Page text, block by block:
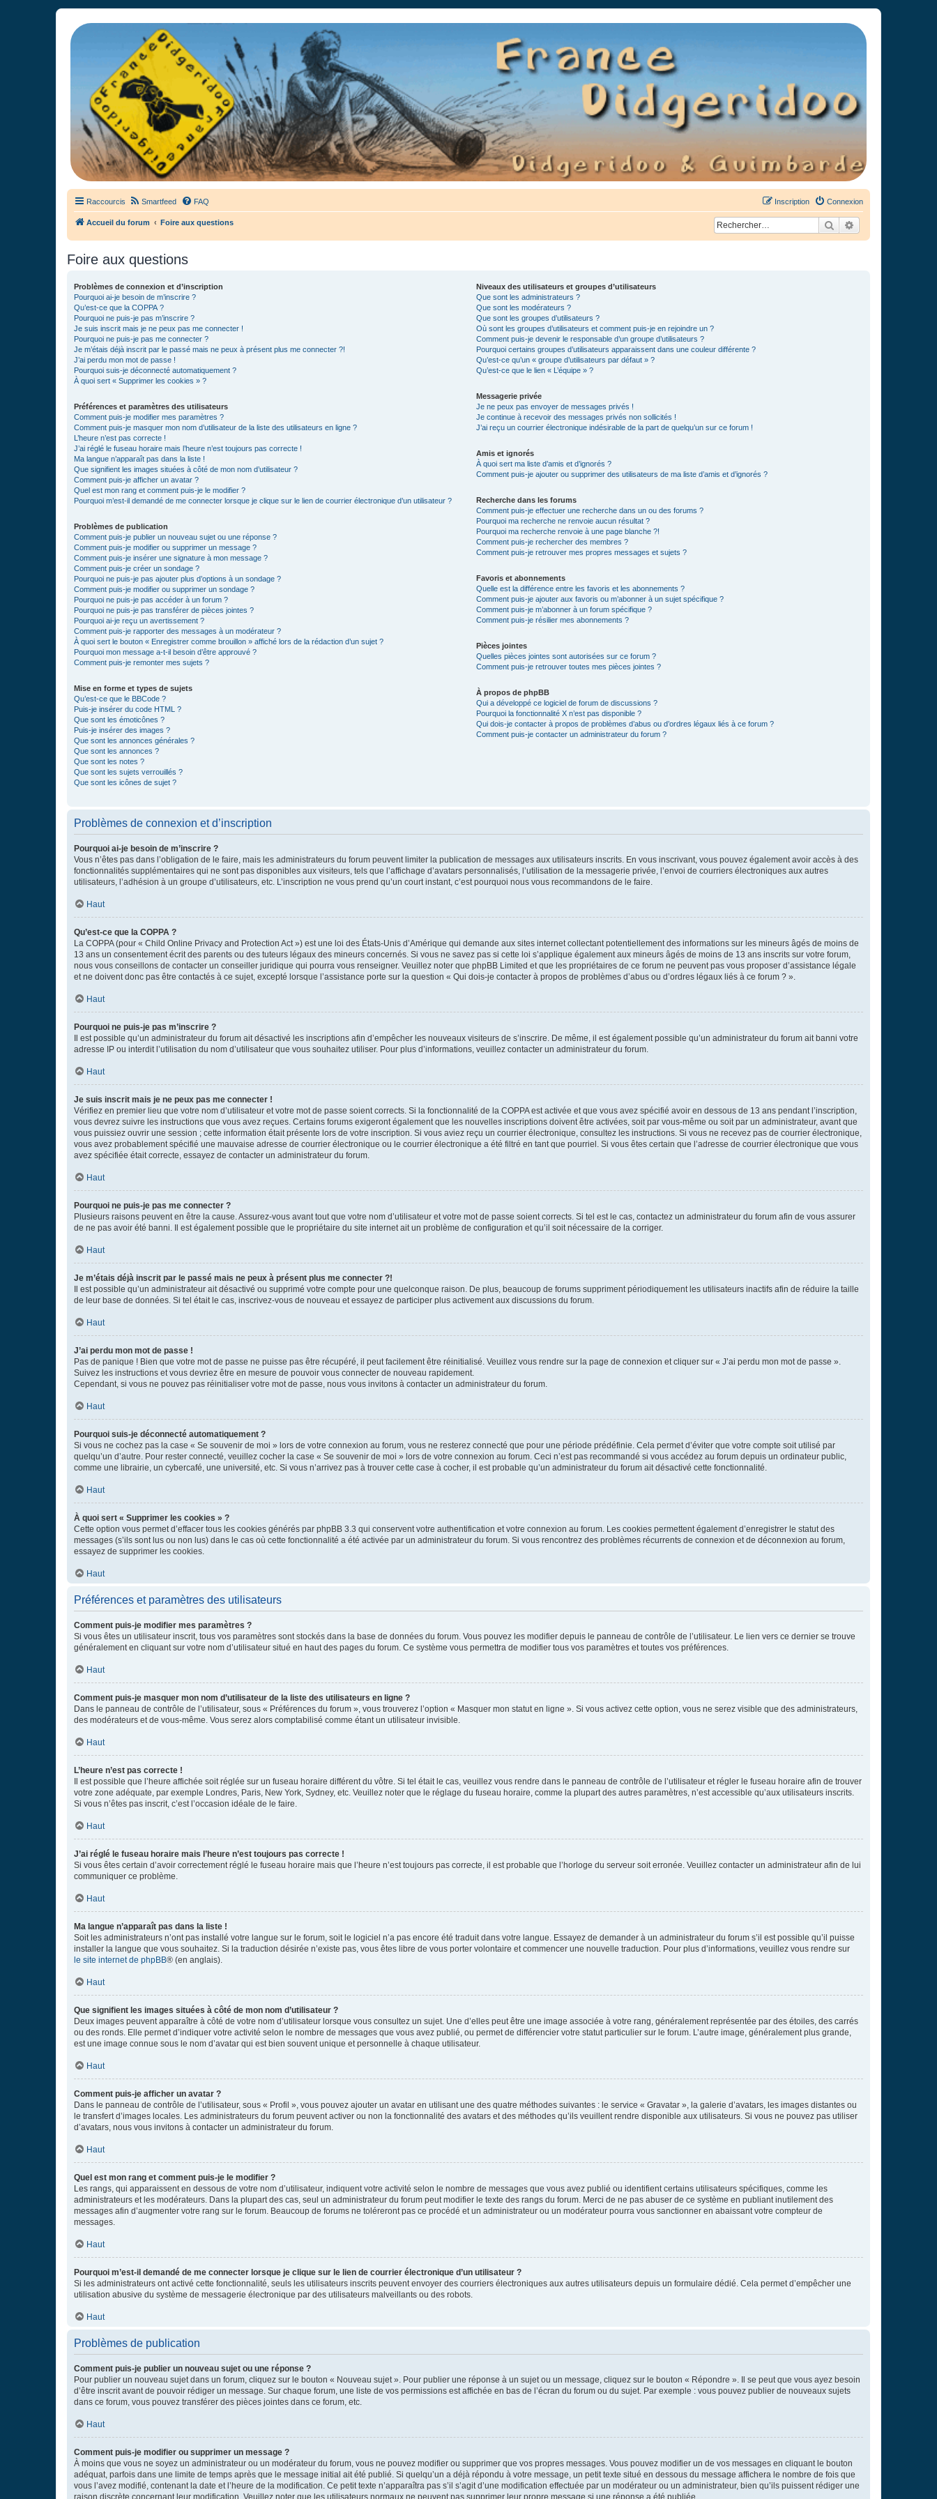
France Didgeridoo
Didgeridoo et Guimbarde sur France Didgeridoo - retrouvez la communauté.
Raccourcis Smartfeed FAQ Connexion
Inscription
Accueil du forum Foire aux questions Rechercher
Foire aux questions
Problèmes de connexion et d’inscription
Pourquoi ai-je besoin de m’inscrire ?
Qu’est-ce que la COPPA ?
Pourquoi ne puis-je pas m’inscrire ?
Je suis inscrit mais je ne peux pas me connecter !
Pourquoi ne puis-je pas me connecter ?
Je m’étais déjà inscrit par le passé mais ne peux à présent plus me connecter ?!
J’ai perdu mon mot de passe !
Pourquoi suis-je déconnecté automatiquement ?
À quoi sert « Supprimer les cookies » ?
Préférences et paramètres des utilisateurs
Comment puis-je modifier mes paramètres ?
Comment puis-je masquer mon nom d’utilisateur de la liste des utilisateurs en ligne ?
L’heure n’est pas correcte !
J’ai réglé le fuseau horaire mais l’heure n’est toujours pas correcte !
Ma langue n’apparaît pas dans la liste !
Que signifient les images situées à côté de mon nom d’utilisateur ?
Comment puis-je afficher un avatar ?
Quel est mon rang et comment puis-je le modifier ?
Pourquoi m’est-il demandé de me connecter lorsque je clique sur le lien de courrier électronique d’un utilisateur ?
Problèmes de publication
Comment puis-je publier un nouveau sujet ou une réponse ?
Comment puis-je modifier ou supprimer un message ?
Comment puis-je insérer une signature à mon message ?
Comment puis-je créer un sondage ?
Pourquoi ne puis-je pas ajouter plus d’options à un sondage ?
Comment puis-je modifier ou supprimer un sondage ?
Pourquoi ne puis-je pas accéder à un forum ?
Pourquoi ne puis-je pas transférer de pièces jointes ?
Pourquoi ai-je reçu un avertissement ?
Comment puis-je rapporter des messages à un modérateur ?
À quoi sert le bouton « Enregistrer comme brouillon » affiché lors de la rédaction d’un sujet ?
Pourquoi mon message a-t-il besoin d’être approuvé ?
Comment puis-je remonter mes sujets ?
Mise en forme et types de sujets
Qu’est-ce que le BBCode ?
Puis-je insérer du code HTML ?
Que sont les émoticônes ?
Puis-je insérer des images ?
Que sont les annonces générales ?
Que sont les annonces ?
Que sont les notes ?
Que sont les sujets verrouillés ?
Que sont les icônes de sujet ?
Niveaux des utilisateurs et groupes d’utilisateurs
Que sont les administrateurs ?
Que sont les modérateurs ?
Que sont les groupes d’utilisateurs ?
Où sont les groupes d’utilisateurs et comment puis-je en rejoindre un ?
Comment puis-je devenir le responsable d’un groupe d’utilisateurs ?
Pourquoi certains groupes d’utilisateurs apparaissent dans une couleur différente ?
Qu’est-ce qu’un « groupe d’utilisateurs par défaut » ?
Qu’est-ce que le lien « L’équipe » ?
Messagerie privée
Je ne peux pas envoyer de messages privés !
Je continue à recevoir des messages privés non sollicités !
J’ai reçu un courrier électronique indésirable de la part de quelqu’un sur ce forum !
Amis et ignorés
À quoi sert ma liste d’amis et d’ignorés ?
Comment puis-je ajouter ou supprimer des utilisateurs de ma liste d’amis et d’ignorés ?
Recherche dans les forums
Comment puis-je effectuer une recherche dans un ou des forums ?
Pourquoi ma recherche ne renvoie aucun résultat ?
Pourquoi ma recherche renvoie à une page blanche ?!
Comment puis-je rechercher des membres ?
Comment puis-je retrouver mes propres messages et sujets ?
Favoris et abonnements
Quelle est la différence entre les favoris et les abonnements ?
Comment puis-je ajouter aux favoris ou m’abonner à un sujet spécifique ?
Comment puis-je m’abonner à un forum spécifique ?
Comment puis-je résilier mes abonnements ?
Pièces jointes
Quelles pièces jointes sont autorisées sur ce forum ?
Comment puis-je retrouver toutes mes pièces jointes ?
À propos de phpBB
Qui a développé ce logiciel de forum de discussions ?
Pourquoi la fonctionnalité X n’est pas disponible ?
Qui dois-je contacter à propos de problèmes d’abus ou d’ordres légaux liés à ce forum ?
Comment puis-je contacter un administrateur du forum ?
Problèmes de connexion et d’inscription
Pourquoi ai-je besoin de m’inscrire ?
Vous n’êtes pas dans l’obligation de le faire, mais les administrateurs du forum peuvent limiter la publication de messages aux utilisateurs inscrits. En vous inscrivant, vous pouvez également avoir accès à des
fonctionnalités supplémentaires qui ne sont pas disponibles aux visiteurs, tels que l’affichage d’avatars personnalisés, l’utilisation de la messagerie privée, l’envoi de courriers électroniques aux autres
utilisateurs, l’adhésion à un groupe d’utilisateurs, etc. L’inscription ne vous prend qu’un court instant, c’est pourquoi nous vous recommandons de le faire.
Haut
Qu’est-ce que la COPPA ?
La COPPA (pour « Child Online Privacy and Protection Act ») est une loi des États-Unis d’Amérique qui demande aux sites internet collectant potentiellement des informations sur les mineurs âgés de moins de
13 ans un consentement écrit des parents ou des tuteurs légaux des mineurs concernés. Si vous ne savez pas si cette loi s’applique également aux mineurs âgés de moins de 13 ans inscrits sur votre forum,
nous vous conseillons de contacter un conseiller juridique qui pourra vous renseigner. Veuillez noter que phpBB Limited et que les propriétaires de ce forum ne peuvent pas vous proposer d’assistance légale
et ne doivent donc pas être contactés à ce sujet, excepté lorsque l’assistance porte sur la question « Qui dois-je contacter à propos de problèmes d’abus ou d’ordres légaux liés à ce forum ? ».
Haut
Pourquoi ne puis-je pas m’inscrire ?
Il est possible qu’un administrateur du forum ait désactivé les inscriptions afin d’empêcher les nouveaux visiteurs de s’inscrire. De même, il est également possible qu’un administrateur du forum ait banni votre
adresse IP ou interdit l’utilisation du nom d’utilisateur que vous souhaitez utiliser. Pour plus d’informations, veuillez contacter un administrateur du forum.
Haut
Je suis inscrit mais je ne peux pas me connecter !
Vérifiez en premier lieu que votre nom d’utilisateur et votre mot de passe soient corrects. Si la fonctionnalité de la COPPA est activée et que vous avez spécifié avoir en dessous de 13 ans pendant l’inscription,
vous devrez suivre les instructions que vous avez reçues. Certains forums exigeront également que les nouvelles inscriptions doivent être activées, soit par vous-même ou soit par un administrateur, avant que
vous puissiez ouvrir une session ; cette information était présente lors de votre inscription. Si vous aviez reçu un courrier électronique, consultez les instructions. Si vous ne recevez pas de courrier électronique,
vous avez probablement spécifié une mauvaise adresse de courrier électronique ou le courrier électronique a été filtré en tant que pourriel. Si vous êtes certain que l’adresse de courrier électronique que vous
avez spécifiée était correcte, essayez de contacter un administrateur du forum.
Haut
Pourquoi ne puis-je pas me connecter ?
Plusieurs raisons peuvent en être la cause. Assurez-vous avant tout que votre nom d’utilisateur et votre mot de passe soient corrects. Si tel est le cas, contactez un administrateur du forum afin de vous assurer
de ne pas avoir été banni. Il est également possible que le propriétaire du site internet ait un problème de configuration et qu’il soit nécessaire de la corriger.
Haut
Je m’étais déjà inscrit par le passé mais ne peux à présent plus me connecter ?!
Il est possible qu’un administrateur ait désactivé ou supprimé votre compte pour une quelconque raison. De plus, beaucoup de forums suppriment périodiquement les utilisateurs inactifs afin de réduire la taille
de leur base de données. Si tel était le cas, inscrivez-vous de nouveau et essayez de participer plus activement aux discussions du forum.
Haut
J’ai perdu mon mot de passe !
Pas de panique ! Bien que votre mot de passe ne puisse pas être récupéré, il peut facilement être réinitialisé. Veuillez vous rendre sur la page de connexion et cliquer sur « J’ai perdu mon mot de passe ».
Suivez les instructions et vous devriez être en mesure de pouvoir vous connecter de nouveau rapidement.
Cependant, si vous ne pouvez pas réinitialiser votre mot de passe, nous vous invitons à contacter un administrateur du forum.
Haut
Pourquoi suis-je déconnecté automatiquement ?
Si vous ne cochez pas la case « Se souvenir de moi » lors de votre connexion au forum, vous ne resterez connecté que pour une période prédéfinie. Cela permet d’éviter que votre compte soit utilisé par
quelqu’un d’autre. Pour rester connecté, veuillez cocher la case « Se souvenir de moi » lors de votre connexion au forum. Ceci n’est pas recommandé si vous accédez au forum depuis un ordinateur public,
comme une librairie, un cybercafé, une université, etc. Si vous n’arrivez pas à trouver cette case à cocher, il est probable qu’un administrateur du forum ait désactivé cette fonctionnalité.
Haut
À quoi sert « Supprimer les cookies » ?
Cette option vous permet d’effacer tous les cookies générés par phpBB 3.3 qui conservent votre authentification et votre connexion au forum. Les cookies permettent également d’enregistrer le statut des
messages (s’ils sont lus ou non lus) dans le cas où cette fonctionnalité a été activée par un administrateur du forum. Si vous rencontrez des problèmes récurrents de connexion et de déconnexion au forum,
essayez de supprimer les cookies.
Haut
Préférences et paramètres des utilisateurs
Comment puis-je modifier mes paramètres ?
Si vous êtes un utilisateur inscrit, tous vos paramètres sont stockés dans la base de données du forum. Vous pouvez les modifier depuis le panneau de contrôle de l’utilisateur. Le lien vers ce dernier se trouve
généralement en cliquant sur votre nom d’utilisateur situé en haut des pages du forum. Ce système vous permettra de modifier tous vos paramètres et toutes vos préférences.
Haut
Comment puis-je masquer mon nom d’utilisateur de la liste des utilisateurs en ligne ?
Dans le panneau de contrôle de l’utilisateur, sous « Préférences du forum », vous trouverez l’option « Masquer mon statut en ligne ». Si vous activez cette option, vous ne serez visible que des administrateurs,
des modérateurs et de vous-même. Vous serez alors comptabilisé comme étant un utilisateur invisible.
Haut
L’heure n’est pas correcte !
Il est possible que l’heure affichée soit réglée sur un fuseau horaire différent du vôtre. Si tel était le cas, veuillez vous rendre dans le panneau de contrôle de l’utilisateur et régler le fuseau horaire afin de trouver
votre zone adéquate, par exemple Londres, Paris, New York, Sydney, etc. Veuillez noter que le réglage du fuseau horaire, comme la plupart des autres paramètres, n’est accessible qu’aux utilisateurs inscrits.
Si vous n’êtes pas inscrit, c’est l’occasion idéale de le faire.
Haut
J’ai réglé le fuseau horaire mais l’heure n’est toujours pas correcte !
Si vous êtes certain d’avoir correctement réglé le fuseau horaire mais que l’heure n’est toujours pas correcte, il est probable que l’horloge du serveur soit erronée. Veuillez contacter un administrateur afin de lui
communiquer ce problème.
Haut
Ma langue n’apparaît pas dans la liste !
Soit les administrateurs n’ont pas installé votre langue sur le forum, soit le logiciel n’a pas encore été traduit dans votre langue. Essayez de demander à un administrateur du forum s’il est possible qu’il puisse
installer la langue que vous souhaitez. Si la traduction désirée n’existe pas, vous êtes libre de vous porter volontaire et commencer une nouvelle traduction. Pour plus d’informations, veuillez vous rendre sur
le site internet de phpBB® (en anglais).
Haut
Que signifient les images situées à côté de mon nom d’utilisateur ?
Deux images peuvent apparaître à côté de votre nom d’utilisateur lorsque vous consultez un sujet. Une d’elles peut être une image associée à votre rang, généralement représentée par des étoiles, des carrés
ou des ronds. Elle permet d’indiquer votre activité selon le nombre de messages que vous avez publié, ou permet de différencier votre statut particulier sur le forum. L’autre image, généralement plus grande,
est une image connue sous le nom d’avatar qui est bien souvent unique et personnelle à chaque utilisateur.
Haut
Comment puis-je afficher un avatar ?
Dans le panneau de contrôle de l’utilisateur, sous « Profil », vous pouvez ajouter un avatar en utilisant une des quatre méthodes suivantes : le service « Gravatar », la galerie d’avatars, les images distantes ou
le transfert d’images locales. Les administrateurs du forum peuvent activer ou non la fonctionnalité des avatars et des méthodes qu’ils veuillent rendre disponible aux utilisateurs. Si vous ne pouvez pas utiliser
d’avatars, nous vous invitons à contacter un administrateur du forum.
Haut
Quel est mon rang et comment puis-je le modifier ?
Les rangs, qui apparaissent en dessous de votre nom d’utilisateur, indiquent votre activité selon le nombre de messages que vous avez publié ou identifient certains utilisateurs spécifiques, comme les
administrateurs et les modérateurs. Dans la plupart des cas, seul un administrateur du forum peut modifier le texte des rangs du forum. Merci de ne pas abuser de ce système en publiant inutilement des
messages afin d’augmenter votre rang sur le forum. Beaucoup de forums ne toléreront pas ce procédé et un administrateur ou un modérateur pourra vous sanctionner en abaissant votre compteur de
messages.
Haut
Pourquoi m’est-il demandé de me connecter lorsque je clique sur le lien de courrier électronique d’un utilisateur ?
Si les administrateurs ont activé cette fonctionnalité, seuls les utilisateurs inscrits peuvent envoyer des courriers électroniques aux autres utilisateurs depuis un formulaire dédié. Cela permet d’empêcher une
utilisation abusive du système de messagerie électronique par des utilisateurs malveillants ou des robots.
Haut
Problèmes de publication
Comment puis-je publier un nouveau sujet ou une réponse ?
Pour publier un nouveau sujet dans un forum, cliquez sur le bouton « Nouveau sujet ». Pour publier une réponse à un sujet ou un message, cliquez sur le bouton « Répondre ». Il se peut que vous ayez besoin
d’être inscrit avant de pouvoir rédiger un message. Sur chaque forum, une liste de vos permissions est affichée en bas de l’écran du forum ou du sujet. Par exemple : vous pouvez publier de nouveaux sujets
dans ce forum, vous pouvez transférer des pièces jointes dans ce forum, etc.
Haut
Comment puis-je modifier ou supprimer un message ?
À moins que vous ne soyez un administrateur ou un modérateur du forum, vous ne pouvez modifier ou supprimer que vos propres messages. Vous pouvez modifier un de vos messages en cliquant le bouton
adéquat, parfois dans une limite de temps après que le message initial ait été publié. Si quelqu’un a déjà répondu à votre message, un petit texte situé en dessous du message affichera le nombre de fois que
vous l’avez modifié, contenant la date et l’heure de la modification. Ce petit texte n’apparaîtra pas s’il s’agit d’une modification effectuée par un modérateur ou un administrateur, bien qu’ils puissent rédiger une
raison discrète concernant leur modification. Veuillez noter que les utilisateurs normaux ne peuvent pas supprimer leur propre message si une réponse a été publiée.